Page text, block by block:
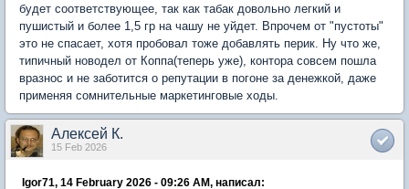
будет соответствующее, так как табак довольно легкий и
пушистый и более 1,5 гр на чашу не уйдет. Впрочем от "пустоты"
это не спасает, хотя пробовал тоже добавлять перик. Ну что же,
типичный новодел от Коппа(теперь уже), контора совсем пошла
вразнос и не заботится о репутации в погоне за денежкой, даже
применяя сомнительные маркетинговые ходы.
Алексей К.
15 Feb 2026
Igor71, 14 February 2026 - 09:26 AM, написал: